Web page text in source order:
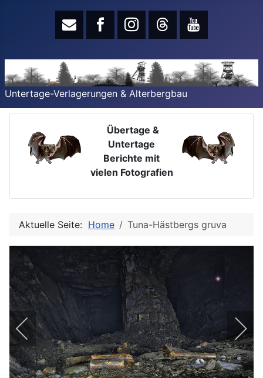
Untertage-Verlagerungen & Alterbergbau
Übertage &
Untertage
Berichte mit
vielen Fotografien
Aktuelle Seite: Home Tuna-Hästbergs gruva